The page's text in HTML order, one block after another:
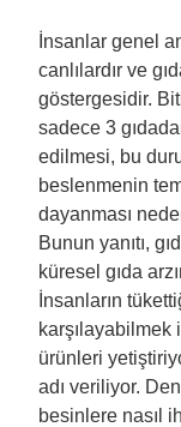
İnsanlar genel
canlılardır ve
göstergesidir.
sadece 3
edilmesi, bu
beslenmenin
dayanması
Bunun yanıtı,
küresel gıda
İnsanların
karşılayabilmek
ürünleri
adı veriliyor.
besinlere nasıl